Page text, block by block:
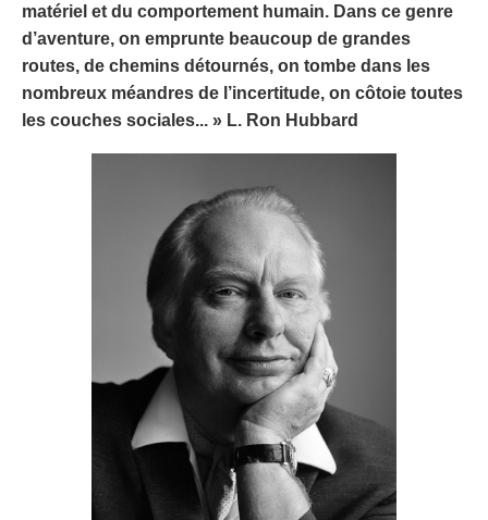
matériel et du comportement humain. Dans ce genre
d’aventure, on emprunte beaucoup de grandes
routes, de chemins détournés, on tombe dans les
nombreux méandres de l’incertitude, on côtoie toutes
les couches sociales... » L. Ron Hubbard